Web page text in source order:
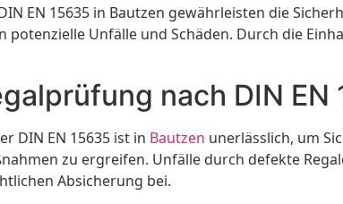
EN 15635 in Bautzen gewährleisten die
Unfälle und Schäden. Durch die
nach DIN EN
DIN EN 15635 ist in Bautzen unerlässlich, um
zu ergreifen. Unfälle durch defekte
Absicherung bei.